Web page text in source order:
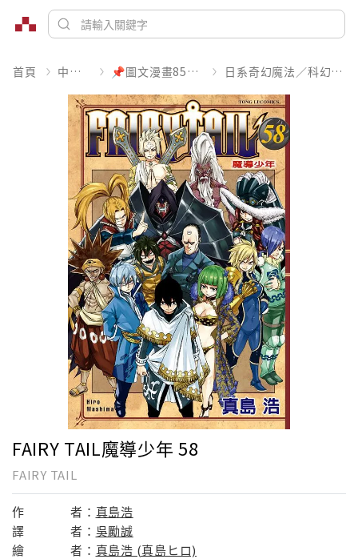
首頁 中文書 📌圖文漫畫85折起 日系奇幻魔法／科幻冒險
FAIRY TAIL魔導少年 58
FAIRY TAIL
作 者： 真島浩
譯
者： 吳勵誠
繪
者： 真島浩 (真島ヒロ)